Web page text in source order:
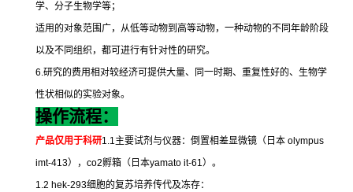
学、分子生物学等；
适用的对象范围广，从低等动物到高等动物，一种动物的不同年龄阶段
以及不同组织，都可进行有针对性的研究。
6.研究的费用相对较经济可提供大量、同一时期、重复性好的、生物学
性状相似的实验对象。
操作流程：
产品仅用于科研1.1主要试剂与仪器：倒置相差显微镜（日本 olympus
imt-413）， co2孵箱（日本yamato it-61）。
1.2 hek-293细胞的复苏培养传代及冻存：